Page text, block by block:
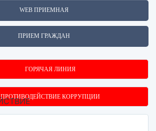
WEB ПРИЕМНАЯ
ПРИЕМ ГРАЖДАН
ГОРЯЧАЯ ЛИНИЯ
ПРОТИВОДЕЙСТВИЕ КОРРУПЦИИ